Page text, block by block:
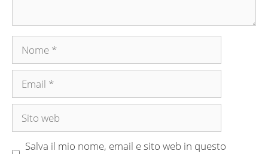
Nome
Email
Sito
Salva il mio nome, email e sito web in questo